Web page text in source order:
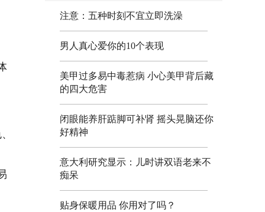
注意：五种时刻不宜立即洗澡
男人真心爱你的10个表现
美甲过多易中毒惹病 小心美甲背后藏
的四大危害
闭眼能养肝踮脚可补肾 摇头晃脑还你
好精神
意大利研究显示：儿时讲双语老来不
痴呆
贴身保暖用品 你用对了吗？